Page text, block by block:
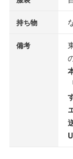
持ち物
備考